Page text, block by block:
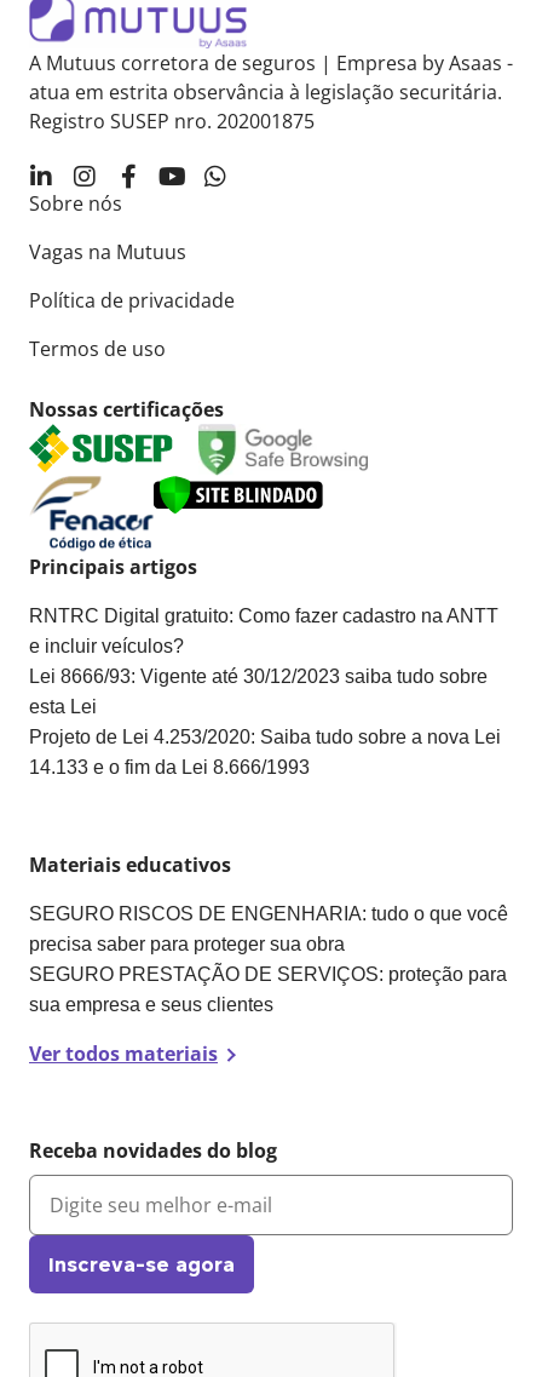
A Mutuus corretora de seguros | Empresa by Asaas -
atua em estrita observância à legislação securitária.
Registro SUSEP nro. 202001875
Sobre nós
Vagas na Mutuus
Política de privacidade
Termos de uso
Nossas certificações
Principais artigos
RNTRC Digital gratuito: Como fazer cadastro na ANTT
e incluir veículos?
Lei 8666/93: Vigente até 30/12/2023 saiba tudo sobre
esta Lei
Projeto de Lei 4.253/2020: Saiba tudo sobre a nova Lei
14.133 e o fim da Lei 8.666/1993
Materiais educativos
SEGURO RISCOS DE ENGENHARIA: tudo o que você
precisa saber para proteger sua obra
SEGURO PRESTAÇÃO DE SERVIÇOS: proteção para
sua empresa e seus clientes
Ver todos materiais
Receba novidades do blog
Inscreva-se agora